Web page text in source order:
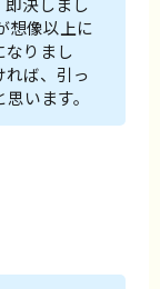
想像以上に
なりまし
ば、引っ
います。